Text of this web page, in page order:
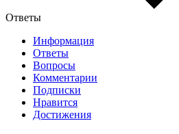
Ответы
Информация
Ответы
Вопросы
Комментарии
Подписки
Нравится
Достижения